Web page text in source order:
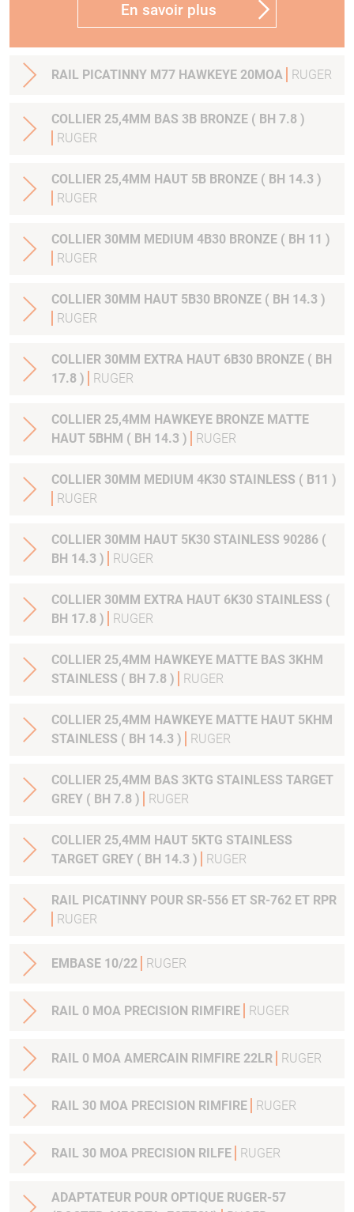
En savoir plus
RAIL PICATINNY M77 HAWKEYE 20MOA RUGER
COLLIER 25,4MM BAS 3B BRONZE ( BH 7.8 )
RUGER
COLLIER 25,4MM HAUT 5B BRONZE ( BH 14.3 )
RUGER
COLLIER 30MM MEDIUM 4B30 BRONZE ( BH 11 )
RUGER
COLLIER 30MM HAUT 5B30 BRONZE ( BH 14.3 )
RUGER
COLLIER 30MM EXTRA HAUT 6B30 BRONZE ( BH
17.8 )
RUGER
COLLIER 25,4MM HAWKEYE BRONZE MATTE
HAUT 5BHM ( BH 14.3 )
RUGER
COLLIER 30MM MEDIUM 4K30 STAINLESS ( B11 )
RUGER
COLLIER 30MM HAUT 5K30 STAINLESS 90286 (
BH 14.3 )
RUGER
COLLIER 30MM EXTRA HAUT 6K30 STAINLESS (
BH 17.8 )
RUGER
COLLIER 25,4MM HAWKEYE MATTE BAS 3KHM
STAINLESS ( BH 7.8 )
RUGER
COLLIER 25,4MM HAWKEYE MATTE HAUT 5KHM
STAINLESS ( BH 14.3 )
RUGER
COLLIER 25,4MM BAS 3KTG STAINLESS TARGET
GREY ( BH 7.8 )
RUGER
COLLIER 25,4MM HAUT 5KTG STAINLESS
TARGET GREY ( BH 14.3 )
RUGER
RAIL PICATINNY POUR SR-556 ET SR-762 ET RPR
RUGER
EMBASE 10/22 RUGER
RAIL 0 MOA PRECISION RIMFIRE RUGER
RAIL 0 MOA AMERCAIN RIMFIRE 22LR RUGER
RAIL 30 MOA PRECISION RIMFIRE RUGER
RAIL 30 MOA PRECISION RILFE RUGER
ADAPTATEUR POUR OPTIQUE RUGER-57